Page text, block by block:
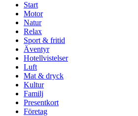
Start
Motor
Natur
Relax
Sport & fritid
Äventyr
Hotellvistelser
Luft
Mat & dryck
Kultur
Familj
Presentkort
Företag